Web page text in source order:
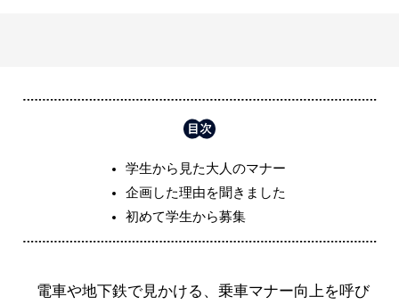
学生から見た大人のマナー
企画した理由を聞きました
初めて学生から募集
電車や地下鉄で見かける、乗車マナー向上を呼び